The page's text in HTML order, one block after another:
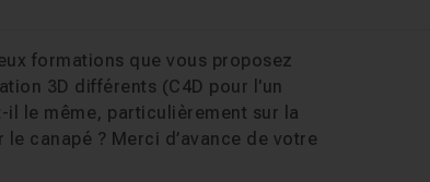
formations que vous proposez
3D différents (C4D pour l'un
le même, particulièrement sur la
canapé ? Merci d’avance de votre